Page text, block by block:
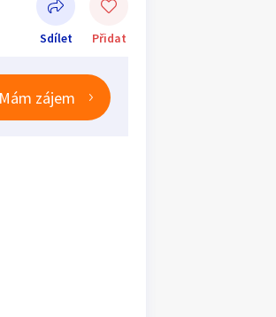
Sdílet Přidat
Mám zájem